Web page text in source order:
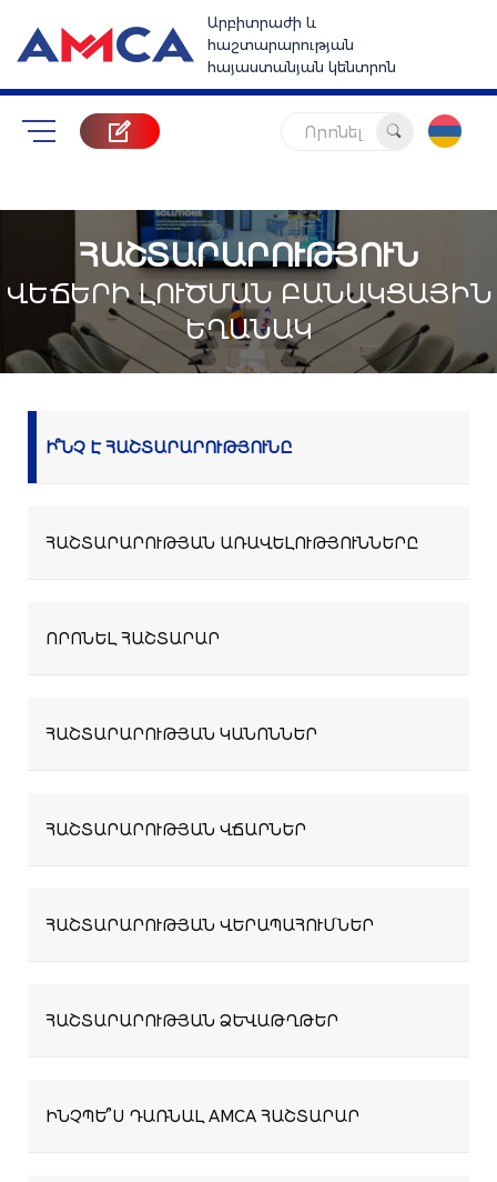
Արբիտրաժի և
հաշտարարության
հայաստանյան կենտրոն
Որոնել
ՀԱՇՏԱՐԱՐՈՒԹՅՈՒՆ
ՎԵՃԵՐԻ ԼՈՒԾՄԱՆ ԲԱՆԱԿՑԱՅԻՆ
ԵՂԱՆԱԿ
Ի՞ՆՉ Է ՀԱՇՏԱՐԱՐՈՒԹՅՈՒՆԸ
ՀԱՇՏԱՐԱՐՈՒԹՅԱՆ ԱՌԱՎԵԼՈՒԹՅՈՒՆՆԵՐԸ
ՈՐՈՆԵԼ ՀԱՇՏԱՐԱՐ
ՀԱՇՏԱՐԱՐՈՒԹՅԱՆ ԿԱՆՈՆՆԵՐ
ՀԱՇՏԱՐԱՐՈՒԹՅԱՆ ՎՃԱՐՆԵՐ
ՀԱՇՏԱՐԱՐՈՒԹՅԱՆ ՎԵՐԱՊԱՀՈՒՄՆԵՐ
ՀԱՇՏԱՐԱՐՈՒԹՅԱՆ ՁԵՒԱԹՂԹԵՐ
ԻՆՉՊԵ՞Ս ԴԱՌՆԱԼ AMCA ՀԱՇՏԱՐԱՐ